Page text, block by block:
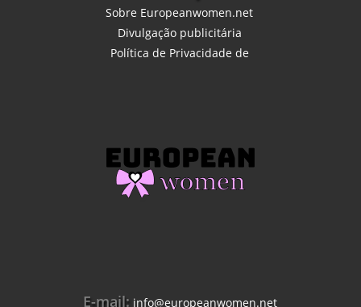
Sobre Europeanwomen.net
Divulgação publicitária
Política de Privacidade de
E-mail: info@europeanwomen.net